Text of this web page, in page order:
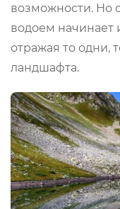
возможности. Но
водоем начинает
отражая то одни,
ландшафта.